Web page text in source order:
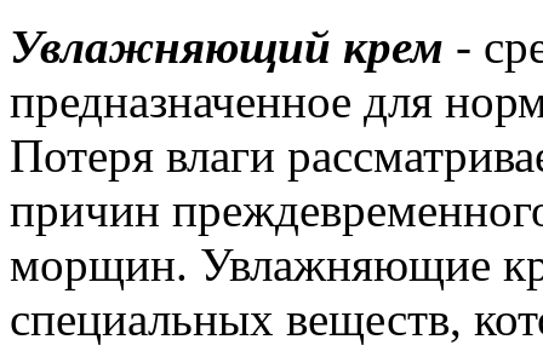
Увлажняющий крем -
предназначенное для
Потеря влаги
причин
морщин. Увлажняющие
специальных веществ,